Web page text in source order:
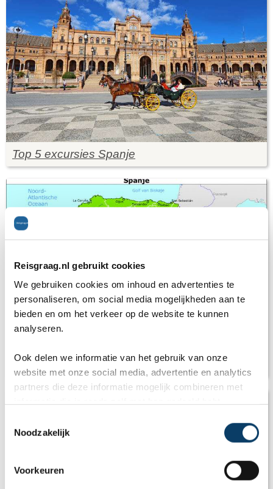
Reisgraag.nl gebruikt cookies
We gebruiken cookies om inhoud en advertenties te
personaliseren, om social media mogelijkheden aan te
bieden en om het verkeer op de website te kunnen
analyseren.
Ook delen we informatie van het gebruik van onze
website met onze social media, advertentie en analytics
partners die deze informatie mogelijk combineren met
Noodzakelijk
Voorkeuren
Top 5 excursies Spanje
Reisadvies: Is Spanje een veilig vakantieland?